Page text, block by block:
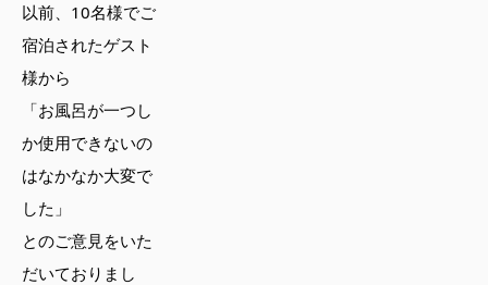
以前、10名様でご
宿泊されたゲスト
様から
「お風呂が一つし
か使用できないの
はなかなか大変で
した」
とのご意見をいた
だいておりまし